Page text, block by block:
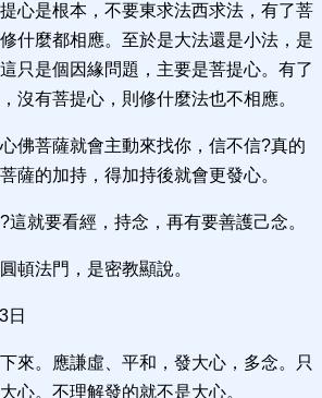
心是根本，不要東求法西求法，有了菩
什麼都相應。至於是大法還是小法，是
只是個因緣問題，主要是菩提心。有了
沒有菩提心，則修什麼法也不相應。
佛菩薩就會主動來找你，信不信?真的
薩的加持，得加持後就會更發心。
這就要看經，持念，再有要善護己念。
頓法門，是密教顯說。
日
來。應謙虛、平和，發大心，多念。只
心。不理解發的就不是大心。